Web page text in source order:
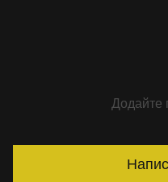
Додайте